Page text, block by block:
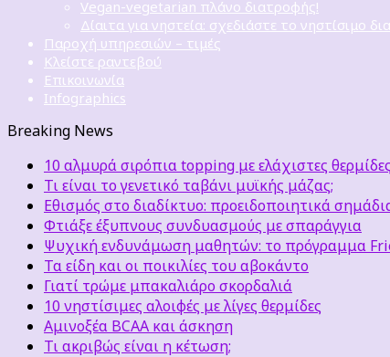
Vegan-vegetarian πλάνο διατροφής!
Δίαιτα για νηστεία: σχεδιάστε το νηστίσιμο
Παροχή υπηρεσιών – τιμές
Κλείστε ραντεβού
Επικοινωνία
Infographics
Breaking News
10 αλμυρά σιρόπια topping με ελάχιστες θερμίδες
Τι είναι το γενετικό ταβάνι μυϊκής μάζας;
Εθισμός στο διαδίκτυο: προειδοποιητικά
Φτιάξε έξυπνους συνδυασμούς με σπαράγγια
Ψυχική ενδυνάμωση μαθητών: το πρόγραμμα
Τα είδη και οι ποικιλίες του αβοκάντο
Γιατί τρώμε μπακαλιάρο σκορδαλιά
10 νηστίσιμες αλοιφές με λίγες θερμίδες
Αμινοξέα BCAA και άσκηση
Τι ακριβώς είναι η κέτωση;